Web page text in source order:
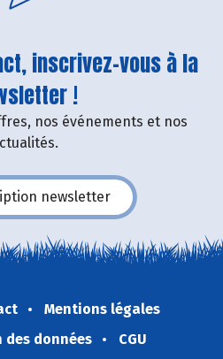
inscrivez-vous à la
!
nos événements et nos
newsletter
Mentions légales
données
CGU